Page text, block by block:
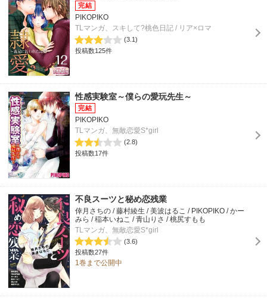
PIKOPIKO
TLマンガ、スキして?桃色日記 / リア×ロマ
(3.1)
投稿数125件
性感実験室～僕らの愛玩先生～
PIKOPIKO
TLマンガ、無敵恋愛S*girl
(2.8)
投稿数17件
不良スーツと秘め恋残業
倖月さちの / 藤村綾生 / 美波はるこ / PIKOPIKO / かー
みら / 稲本いねこ / 青山りさ / 桃尻すもも
TLマンガ、無敵恋愛S*girl
(3.6)
投稿数27件
1巻まで公開中